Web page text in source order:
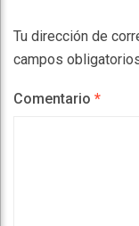
Tu dirección de
campos
Comentario *